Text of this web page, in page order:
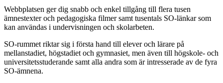
Webbplatsen ger dig snabb och enkel tillgång till flera tusen
ämnestexter och pedagogiska filmer samt tusentals SO-länkar som
kan användas i undervisningen och skolarbeten.
SO-rummet riktar sig i första hand till elever och lärare på
mellanstadiet, högstadiet och gymnasiet, men även till högskole- och
universitetsstuderande samt alla andra som är intresserade av de fyra
SO-ämnena.